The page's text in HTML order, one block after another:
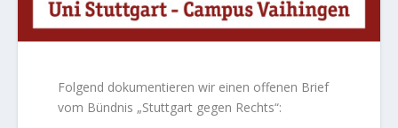
Folgend dokumentieren wir einen offenen Brief
vom Bündnis „Stuttgart gegen Rechts“: